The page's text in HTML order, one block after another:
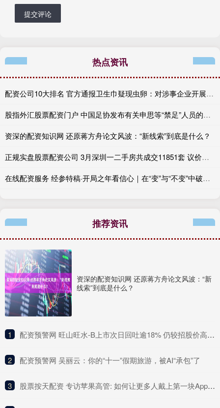
提交评论
热点资讯
配资公司10大排名 官方通报卫生巾疑现虫卵：对涉事企业开展核查
股指外汇股票配资门户 中国足协发布有关申思等“禁足”人员的情况通报
资深的配资知识网 还原蒋方舟论文风波：“新线索”到底是什么？
正规实盘股票配资公司 3月深圳一二手房共成交11851套 议价空间同步收窄
在线配资服务 经参特稿·开局之年看信心｜在“变”与“不变”中破浪前行——从首季答卷看中国经济韧性密码
推荐资讯
资深的配资知识网 还原蒋方舟论文风波：“新
线索”到底是什么？
1 ​配资预警网 旺山旺水-B上市次日回吐逾18% 仍较招股价高约一倍
2 ​配资预警网 吴丽云：你的“十一”假期旅游，被AI“承包”了
3 ​股票按天配资 专访苹果高管: 如何让更多人戴上第一块Apple Watch?